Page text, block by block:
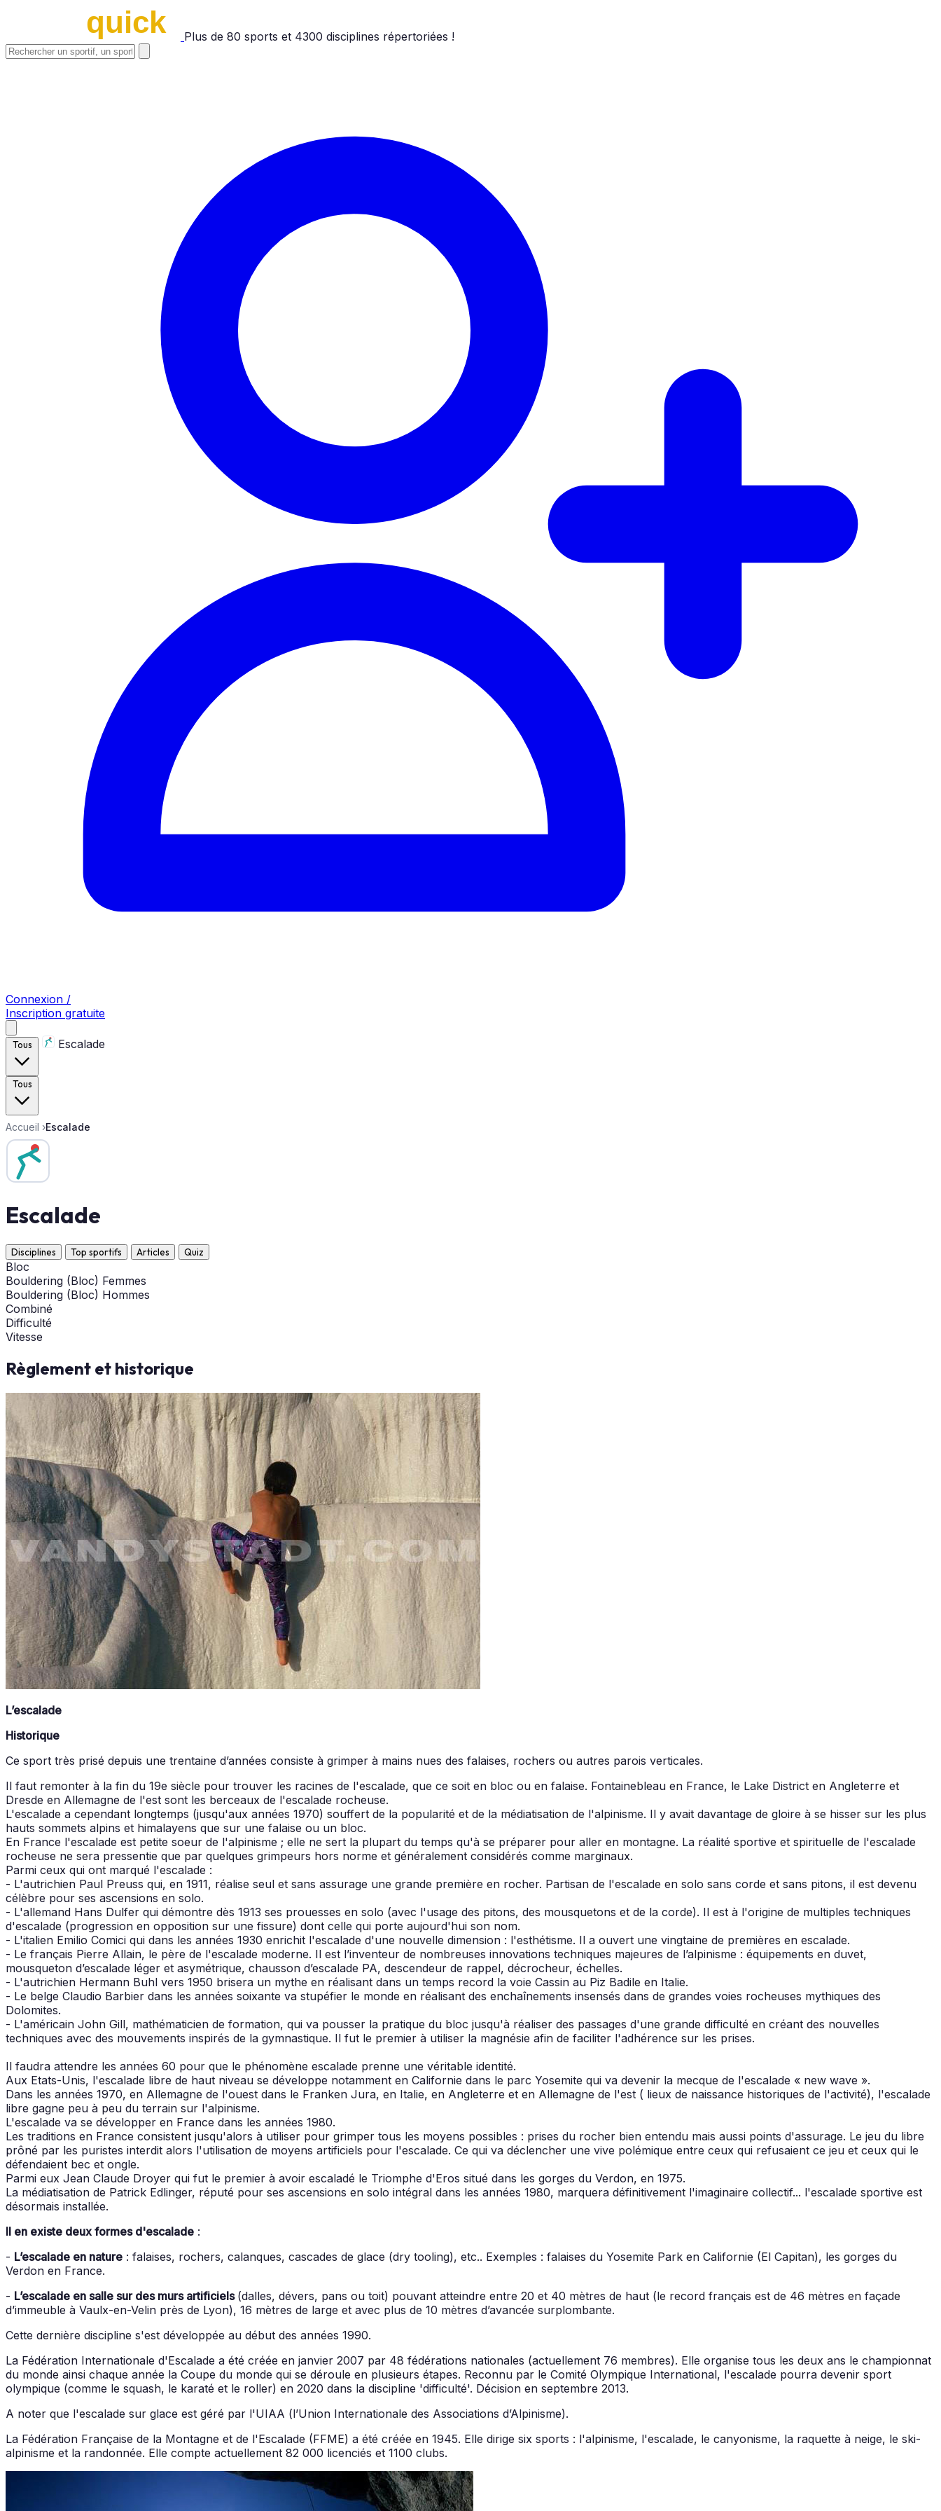
Plus de 80 sports et 4300 disciplines répertoriées !
Connexion /
Inscription gratuite
Tous Escalade
Tous
Accueil ›Escalade
Escalade
Disciplines Top sportifs Articles Quiz
Bloc
Bouldering (Bloc) Femmes
Bouldering (Bloc) Hommes
Combiné
Difficulté
Vitesse
Règlement et historique
L’escalade
Historique
Ce sport très prisé depuis une trentaine d’années consiste à grimper à mains nues des falaises, rochers ou autres parois verticales.
Il faut remonter à la fin du 19e siècle pour trouver les racines de l'escalade, que ce soit en bloc ou en falaise. Fontainebleau en France, le Lake District en Angleterre et
Dresde en Allemagne de l'est sont les berceaux de l'escalade rocheuse.
L'escalade a cependant longtemps (jusqu'aux années 1970) souffert de la popularité et de la médiatisation de l'alpinisme. Il y avait davantage de gloire à se hisser sur les plus
hauts sommets alpins et himalayens que sur une falaise ou un bloc.
En France l'escalade est petite soeur de l'alpinisme ; elle ne sert la plupart du temps qu'à se préparer pour aller en montagne. La réalité sportive et spirituelle de l'escalade
rocheuse ne sera pressentie que par quelques grimpeurs hors norme et généralement considérés comme marginaux.
Parmi ceux qui ont marqué l'escalade :
- L'autrichien Paul Preuss qui, en 1911, réalise seul et sans assurage une grande première en rocher. Partisan de l'escalade en solo sans corde et sans pitons, il est devenu
célèbre pour ses ascensions en solo.
- L'allemand Hans Dulfer qui démontre dès 1913 ses prouesses en solo (avec l'usage des pitons, des mousquetons et de la corde). Il est à l'origine de multiples techniques
d'escalade (progression en opposition sur une fissure) dont celle qui porte aujourd'hui son nom.
- L'italien Emilio Comici qui dans les années 1930 enrichit l'escalade d'une nouvelle dimension : l'esthétisme. Il a ouvert une vingtaine de premières en escalade.
- Le français Pierre Allain, le père de l'escalade moderne. Il est l’inventeur de nombreuses innovations techniques majeures de l’alpinisme : équipements en duvet,
mousqueton d’escalade léger et asymétrique, chausson d’escalade PA, descendeur de rappel, décrocheur, échelles.
- L'autrichien Hermann Buhl vers 1950 brisera un mythe en réalisant dans un temps record la voie Cassin au Piz Badile en Italie.
- Le belge Claudio Barbier dans les années soixante va stupéfier le monde en réalisant des enchaînements insensés dans de grandes voies rocheuses mythiques des
Dolomites.
- L'américain John Gill, mathématicien de formation, qui va pousser la pratique du bloc jusqu'à réaliser des passages d'une grande difficulté en créant des nouvelles
techniques avec des mouvements inspirés de la gymnastique. Il fut le premier à utiliser la magnésie afin de faciliter l'adhérence sur les prises.
Il faudra attendre les années 60 pour que le phénomène escalade prenne une véritable identité.
Aux Etats-Unis, l'escalade libre de haut niveau se développe notamment en Californie dans le parc Yosemite qui va devenir la mecque de l'escalade « new wave ».
Dans les années 1970, en Allemagne de l'ouest dans le Franken Jura, en Italie, en Angleterre et en Allemagne de l'est ( lieux de naissance historiques de l'activité), l'escalade
libre gagne peu à peu du terrain sur l'alpinisme.
L'escalade va se développer en France dans les années 1980.
Les traditions en France consistent jusqu'alors à utiliser pour grimper tous les moyens possibles : prises du rocher bien entendu mais aussi points d'assurage. Le jeu du libre
prôné par les puristes interdit alors l'utilisation de moyens artificiels pour l'escalade. Ce qui va déclencher une vive polémique entre ceux qui refusaient ce jeu et ceux qui le
défendaient bec et ongle.
Parmi eux Jean Claude Droyer qui fut le premier à avoir escaladé le Triomphe d'Eros situé dans les gorges du Verdon, en 1975.
La médiatisation de Patrick Edlinger, réputé pour ses ascensions en solo intégral dans les années 1980, marquera définitivement l'imaginaire collectif... l'escalade sportive est
désormais installée.
Il en existe deux formes d'escalade :
- L’escalade en nature : falaises, rochers, calanques, cascades de glace (dry tooling), etc.. Exemples : falaises du Yosemite Park en Californie (El Capitan), les gorges du
Verdon en France.
- L’escalade en salle sur des murs artificiels (dalles, dévers, pans ou toit) pouvant atteindre entre 20 et 40 mètres de haut (le record français est de 46 mètres en façade
d’immeuble à Vaulx-en-Velin près de Lyon), 16 mètres de large et avec plus de 10 mètres d’avancée surplombante.
Cette dernière discipline s'est développée au début des années 1990.
La Fédération Internationale d'Escalade a été créée en janvier 2007 par 48 fédérations nationales (actuellement 76 membres). Elle organise tous les deux ans le championnat
du monde ainsi chaque année la Coupe du monde qui se déroule en plusieurs étapes. Reconnu par le Comité Olympique International, l'escalade pourra devenir sport
olympique (comme le squash, le karaté et le roller) en 2020 dans la discipline 'difficulté'. Décision en septembre 2013.
A noter que l'escalade sur glace est géré par l'UIAA (l’Union Internationale des Associations d’Alpinisme).
La Fédération Française de la Montagne et de l'Escalade (FFME) a été créée en 1945. Elle dirige six sports : l'alpinisme, l'escalade, le canyonisme, la raquette à neige, le ski-
alpinisme et la randonnée. Elle compte actuellement 82 000 licenciés et 1100 clubs.